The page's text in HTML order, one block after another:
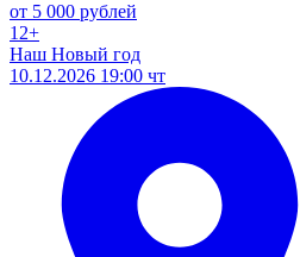
от 5 000 рублей
12+
Наш Новый год
10.12.2026 19:00 чт